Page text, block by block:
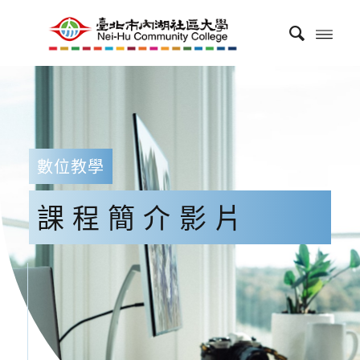
數位教學
課程簡介影片